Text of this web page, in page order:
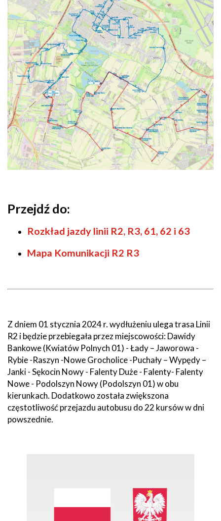
Przejdź do:
Rozkład jazdy linii R2, R3, 61, 62 i 63
Mapa Komunikacji R2 R3
Z dniem 01 stycznia 2024 r. wydłużeniu ulega trasa Linii
R2 i będzie przebiegała przez miejscowości: Dawidy
Bankowe (Kwiatów Polnych 01) - Łady – Jaworowa -
Rybie -Raszyn -Nowe Grocholice -Puchały – Wypędy –
Janki - Sękocin Nowy - Falenty Duże - Falenty- Falenty
Nowe - Podolszyn Nowy (Podolszyn 01) w obu
kierunkach. Dodatkowo została zwiększona
częstotliwość przejazdu autobusu do 22 kursów w dni
powszednie.